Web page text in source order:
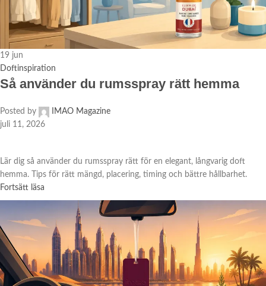
19 jun
Doftinspiration
Så använder du rumsspray rätt hemma
Posted by
IMAO Magazine
juli 11, 2026
Lär dig så använder du rumsspray rätt för en elegant, långvarig doft
hemma. Tips för rätt mängd, placering, timing och bättre hållbarhet.
Fortsätt läsa